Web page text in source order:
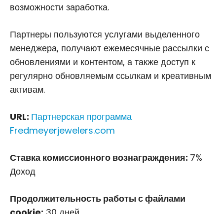
возможности заработка.
Партнеры пользуются услугами выделенного
менеджера, получают ежемесячные рассылки с
обновлениями и контентом, а также доступ к
регулярно обновляемым ссылкам и креативным
активам.
URL: Партнерская программа
Fredmeyerjewelers.com
Ставка комиссионного вознаграждения: 7%
Доход
Продолжительность работы с файлами